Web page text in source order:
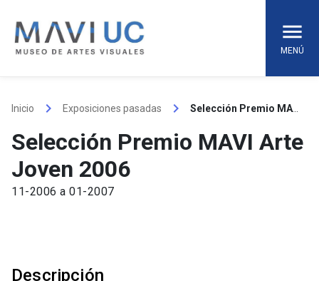
content
MENÚ
Inicio keyboard_arrow_right Exposiciones pasadas keyboard_arrow_right Selección Premio MAVI Arte Joven 2006
Selección Premio MAVI Arte
Joven 2006
11-2006 a 01-2007
Descripción